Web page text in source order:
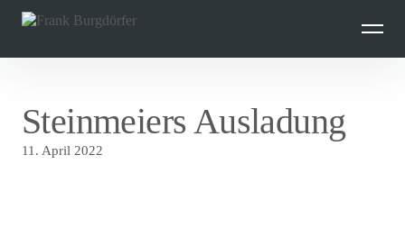
überspringen
Steinmeiers Ausladung
11. April 2022